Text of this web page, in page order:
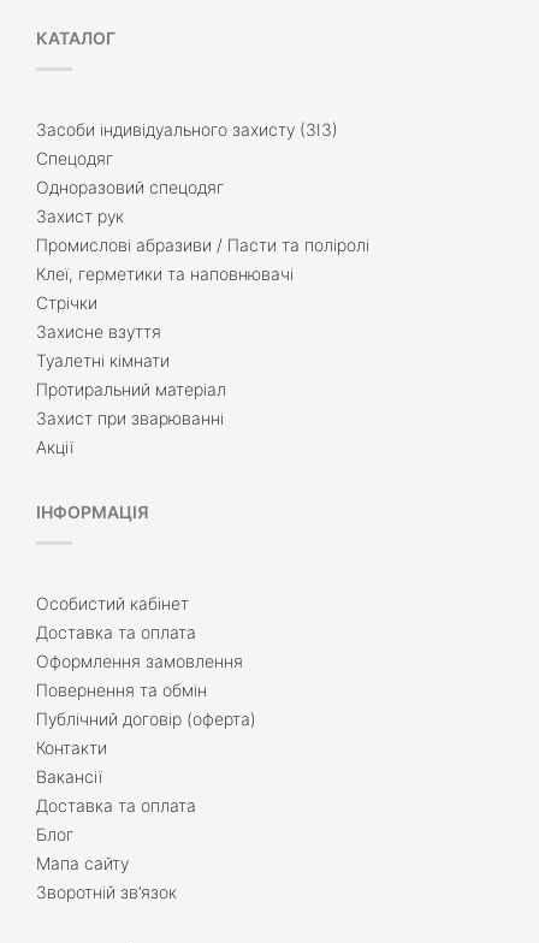
КАТАЛОГ
Засоби індивідуального захисту (ЗІЗ)
Спецодяг
Одноразовий спецодяг
Захист рук
Промислові абразиви / Пасти та поліролі
Клеї, герметики та наповнювачі
Стрічки
Захисне взуття
Туалетні кімнати
Протиральний матеріал
Захист при зварюванні
Акції
ІНФОРМАЦІЯ
Особистий кабінет
Доставка та оплата
Оформлення замовлення
Повернення та обмін
Публічний договір (оферта)
Контакти
Вакансії
Доставка та оплата
Блог
Мапа сайту
Зворотній зв’язок